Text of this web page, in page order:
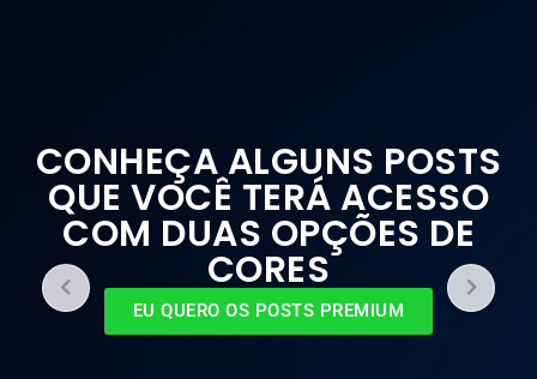
CONHEÇA ALGUNS POSTS
QUE VOCÊ TERÁ ACESSO
COM DUAS OPÇÕES DE
CORES
EU QUERO OS POSTS PREMIUM